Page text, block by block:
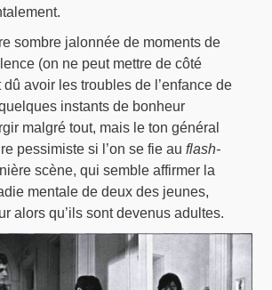
sombre jalonnée de moments de
(on ne peut mettre de côté
dû avoir les troubles de l’enfance de
instants de bonheur
malgré tout, mais le ton général
pessimiste si l’on se fie auflash-
scène, qui semble affirmer la
mentale de deux des jeunes,
alors qu’ils sont devenus adultes.